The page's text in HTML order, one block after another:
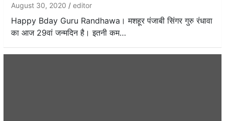
August 30, 2020 editor
Happy Bday Guru Randhawa। मशहूर पंजाबी सिंगर गुरु रंधावा
का आज 29वां जन्मदिन है। इतनी कम…